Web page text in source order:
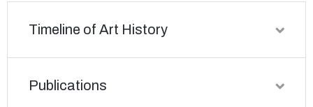
Timeline of Art History
Publications